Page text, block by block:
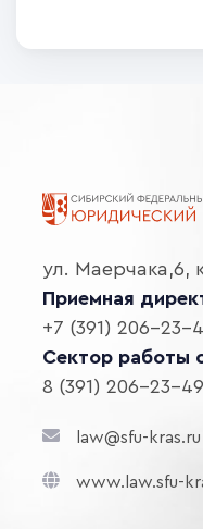
ул. Маерчака,6,
Приемная
+7 (391) 206-23-
Сектор работы
8 (391) 206-23-49
law@sfu-kras.ru
www.law.sfu-